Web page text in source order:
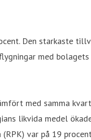
Den starkaste
med
med samma
likvida medel
var på 19